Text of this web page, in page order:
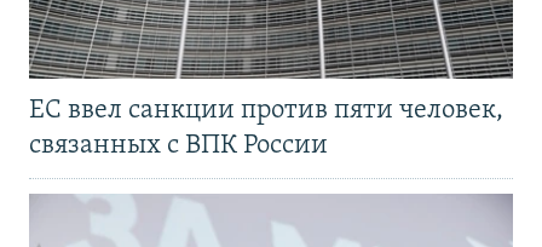
ЕС ввел санкции против пяти человек,
связанных с ВПК России